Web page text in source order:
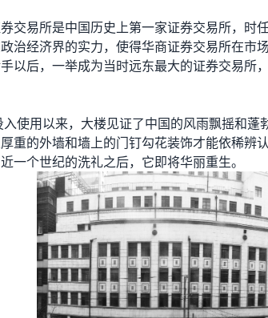
交易所是中国历史上第一家证券交易所，时
治经济界的实力，使得华商证券交易所在市
以后，一举成为当时远东最大的证券交易所
入使用以来，大楼见证了中国的风雨飘摇和蓬
重的外墙和墙上的门钉勾花装饰才能依稀辨
一个世纪的洗礼之后，它即将华丽重生。